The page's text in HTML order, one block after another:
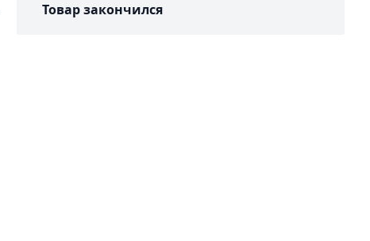
Товар закончился